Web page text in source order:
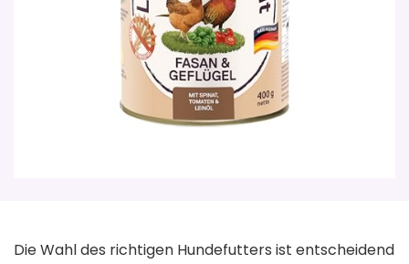
Die Wahl des richtigen Hundefutters ist entscheidend